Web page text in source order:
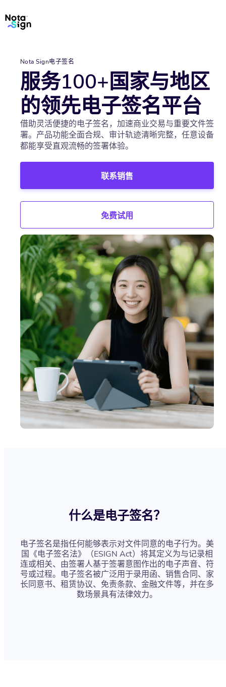
Nota Sign电子签名
服务100+国家与地区
的领先电子签名平台
借助灵活便捷的电子签名，加速商业交易与重要文件签
署。产品功能全面合规、审计轨迹清晰完整，任意设备
都能享受直观流畅的签署体验。
联系销售
免费试用
什么是电子签名？
电子签名是指任何能够表示对文件同意的电子行为。美
国《电子签名法》（ESIGN Act）将其定义为与记录相
连或相关、由签署人基于签署意图作出的电子声音、符
号或过程。电子签名被广泛用于录用函、销售合同、家
长同意书、租赁协议、免责条款、金融文件等，并在多
数场景具有法律效力。